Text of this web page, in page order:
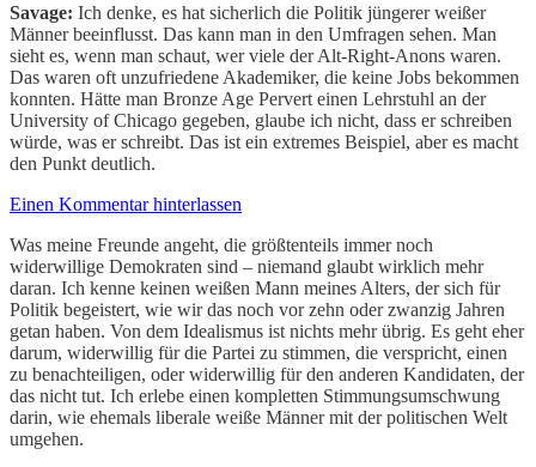
Savage: Ich denke, es hat sicherlich die Politik jüngerer weißer
Männer beeinflusst. Das kann man in den Umfragen sehen. Man
sieht es, wenn man schaut, wer viele der Alt-Right-Anons waren.
Das waren oft unzufriedene Akademiker, die keine Jobs bekommen
konnten. Hätte man Bronze Age Pervert einen Lehrstuhl an der
University of Chicago gegeben, glaube ich nicht, dass er schreiben
würde, was er schreibt. Das ist ein extremes Beispiel, aber es macht
den Punkt deutlich.
Einen Kommentar hinterlassen
Was meine Freunde angeht, die größtenteils immer noch
widerwillige Demokraten sind – niemand glaubt wirklich mehr
daran. Ich kenne keinen weißen Mann meines Alters, der sich für
Politik begeistert, wie wir das noch vor zehn oder zwanzig Jahren
getan haben. Von dem Idealismus ist nichts mehr übrig. Es geht eher
darum, widerwillig für die Partei zu stimmen, die verspricht, einen
zu benachteiligen, oder widerwillig für den anderen Kandidaten, der
das nicht tut. Ich erlebe einen kompletten Stimmungsumschwung
darin, wie ehemals liberale weiße Männer mit der politischen Welt
umgehen.